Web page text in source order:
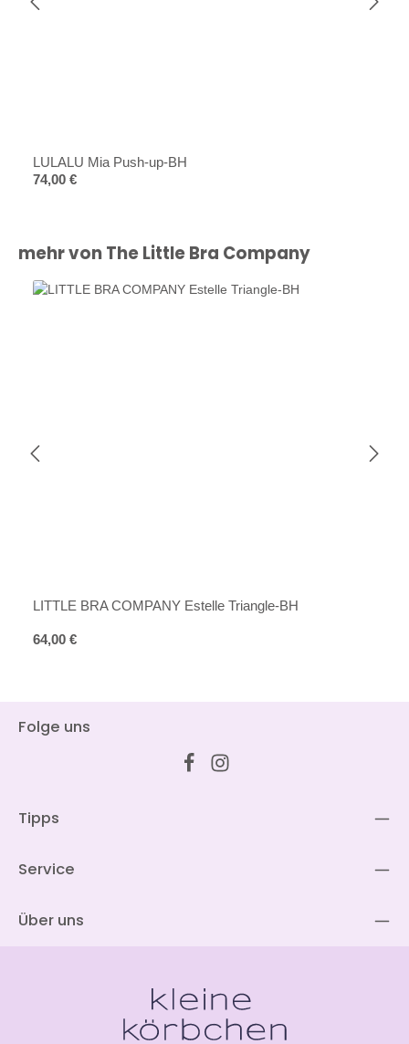
LULALU Mia Push-up-BH
Regulärer Preis:
74,00 €
Produktgalerie überspringen
mehr von The Little Bra Company
LITTLE BRA COMPANY Estelle Triangle-BH
Regulärer Preis:
64,00 €
Folge uns
Tipps
Service
Über uns